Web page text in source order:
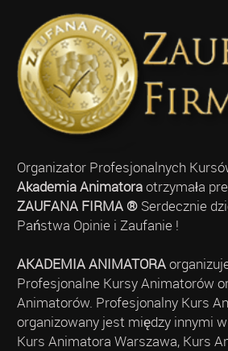
Organizator Profesjonalnych
Akademia Animatoraotrzymała
ZAUFANA FIRMA ®Serdecznie
Państwa Opinie i Zaufanie !
AKADEMIA ANIMATORA
Profesjonalne Kursy Animatorów
Animatorów. Profesjonalny Kurs
organizowany jest między innymi
Kurs Animatora Warszawa, Kurs